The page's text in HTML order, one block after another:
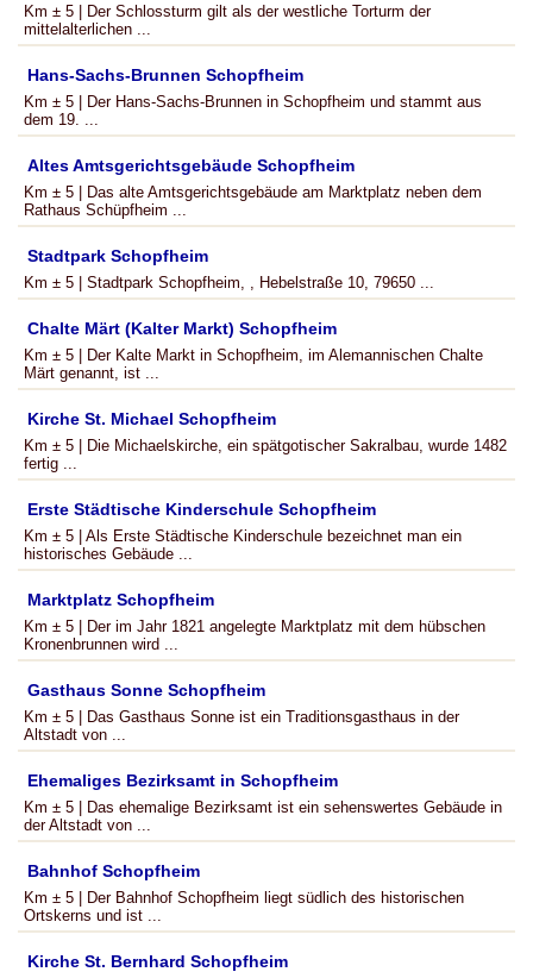
Km ± 5 | Der Schlossturm gilt als der westliche Torturm der
mittelalterlichen ...
Hans-Sachs-Brunnen Schopfheim
Km ± 5 | Der Hans-Sachs-Brunnen in Schopfheim und stammt aus
dem 19. ...
Altes Amtsgerichtsgebäude Schopfheim
Km ± 5 | Das alte Amtsgerichtsgebäude am Marktplatz neben dem
Rathaus Schüpfheim ...
Stadtpark Schopfheim
Km ± 5 | Stadtpark Schopfheim, , Hebelstraße 10, 79650 ...
Chalte Märt (Kalter Markt) Schopfheim
Km ± 5 | Der Kalte Markt in Schopfheim, im Alemannischen Chalte
Märt genannt, ist ...
Kirche St. Michael Schopfheim
Km ± 5 | Die Michaelskirche, ein spätgotischer Sakralbau, wurde 1482
fertig ...
Erste Städtische Kinderschule Schopfheim
Km ± 5 | Als Erste Städtische Kinderschule bezeichnet man ein
historisches Gebäude ...
Marktplatz Schopfheim
Km ± 5 | Der im Jahr 1821 angelegte Marktplatz mit dem hübschen
Kronenbrunnen wird ...
Gasthaus Sonne Schopfheim
Km ± 5 | Das Gasthaus Sonne ist ein Traditionsgasthaus in der
Altstadt von ...
Ehemaliges Bezirksamt in Schopfheim
Km ± 5 | Das ehemalige Bezirksamt ist ein sehenswertes Gebäude in
der Altstadt von ...
Bahnhof Schopfheim
Km ± 5 | Der Bahnhof Schopfheim liegt südlich des historischen
Ortskerns und ist ...
Kirche St. Bernhard Schopfheim